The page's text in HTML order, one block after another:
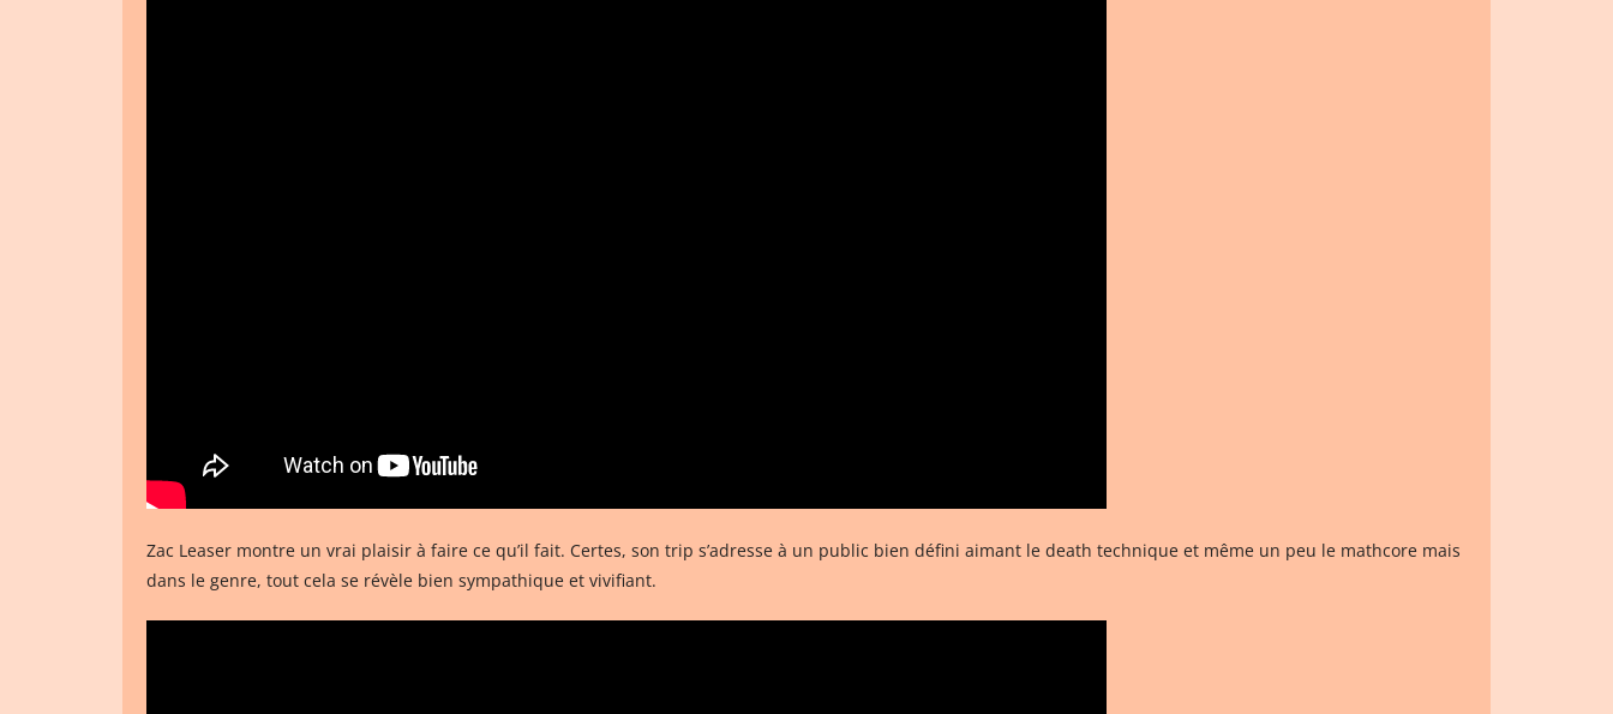
Zac Leaser montre un vrai plaisir à faire ce qu’il fait. Certes, son trip s’adresse à un public bien défini aimant le death technique et même un peu le mathcore mais
dans le genre, tout cela se révèle bien sympathique et vivifiant.